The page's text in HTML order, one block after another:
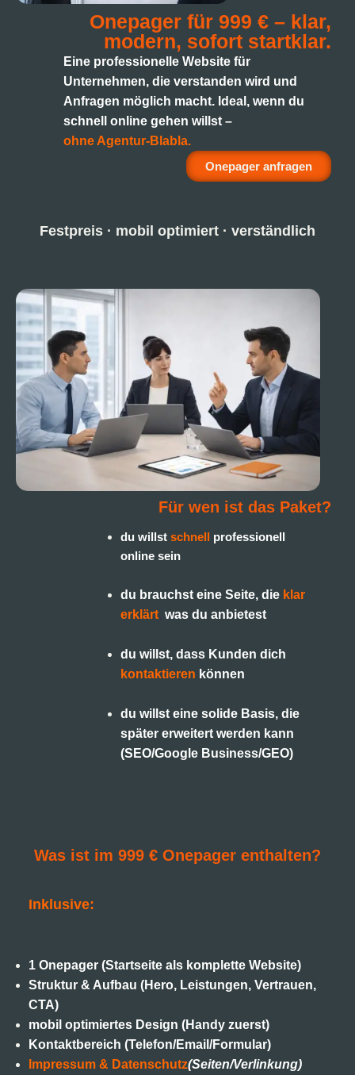
Onepager für 999 € – klar,
modern, sofort startklar.
Eine professionelle Website für
Unternehmen, die verstanden wird und
Anfragen möglich macht. Ideal, wenn du
schnell online gehen willst –
ohne Agentur-Blabla.
Onepager anfragen
Festpreis · mobil optimiert · verständlich
Für wen ist das Paket?
du willst schnell
professionell
online sein
du brauchst eine Seite, die klar
erklärt ,was du anbietest
du willst, dass Kunden dich
kontaktieren können
du willst eine solide Basis, die
später erweitert werden kann
(SEO/Google Business/GEO)
Was ist im 999 € Onepager enthalten?
Inklusive:
1 Onepager (Startseite als komplette Website)
Struktur & Aufbau (Hero, Leistungen, Vertrauen,
CTA)
mobil optimiertes Design (Handy zuerst)
Kontaktbereich (Telefon/Email/Formular)
Impressum & Datenschutz(Seiten/Verlinkung)